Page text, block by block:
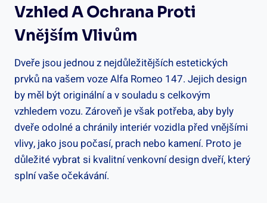
Vzhled A Ochrana Proti
Vnějším Vlivům
Dveře jsou jednou z nejdůležitějších estetických
prvků na vašem voze Alfa Romeo 147. Jejich design
by měl být originální a v souladu s celkovým
vzhledem vozu. Zároveň je však potřeba, aby byly
dveře odolné a chránily interiér vozidla před vnějšími
vlivy, jako jsou počasí, prach nebo kamení. Proto je
důležité vybrat si kvalitní venkovní design dveří, který
splní vaše očekávání.